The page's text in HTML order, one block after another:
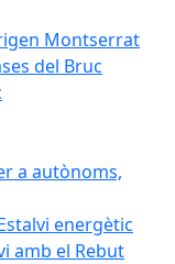
Montserrat
del Bruc
a autònoms,
energètic
amb el Rebut